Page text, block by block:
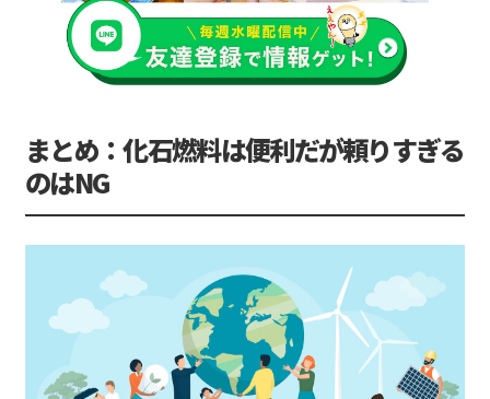
まとめ：化石燃料は便利だが頼りすぎる
のはNG